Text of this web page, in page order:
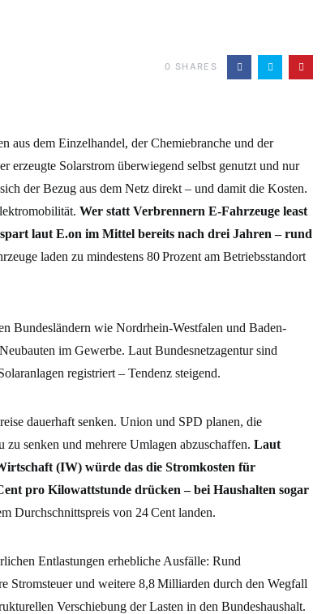
0 SHARES
aus dem Einzelhandel, der Chemiebranche und der
erzeugte Solarstrom überwiegend selbst genutzt und nur
der Bezug aus dem Netz direkt – und damit die Kosten.
Wer statt Verbrennern E-Fahrzeuge least
laut E.on im Mittel bereits nach drei Jahren – rund
laden zu mindestens 80 Prozent am Betriebsstandort
Bundesländern wie Nordrhein-Westfalen und Baden-
im Gewerbe. Laut Bundesnetzagentur sind
registriert – Tendenz steigend.
dauerhaft senken. Union und SPD planen, die
zu senken und mehrere Umlagen abzuschaffen. Laut
(IW) würde das die Stromkosten für
pro Kilowattstunde drücken – bei Haushalten sogar
Durchschnittspreis von 24 Cent landen.
Entlastungen erhebliche Ausfälle: Rund
Stromsteuer und weitere 8,8 Milliarden durch den Wegfall
Verschiebung der Lasten in den Bundeshaushalt.